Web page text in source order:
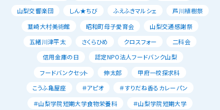
山梨交響楽団
しん★ちび ふえふきマルシェ
芦川植樹祭
韮崎大村美術館
昭和町母子愛育会
山梨交通感謝祭
五緒川津平太
さくらひめ クロスフォー
二科会
信用金庫の日
認定NPO法人フードバンク山梨
フードバンクセット
伸太郎
甲府一校探求科
こうふ亀屋座
＃アピオ
＃すりだね香るカレーパン
＃山梨学院短期大学食物栄養科
＃山梨学院短期大学